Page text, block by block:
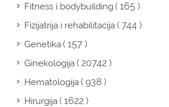
Fitness i bodybuilding( 165 )
Fizijatrija i rehabilitacija( 744 )
Genetika( 157 )
Ginekologija( 20742 )
Hematologija( 938 )
Hirurgija( 1622 )